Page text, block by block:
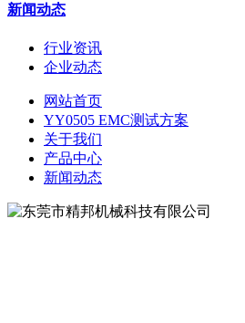
新闻动态
行业资讯
企业动态
网站首页
YY0505 EMC测试方案
关于我们
产品中心
新闻动态